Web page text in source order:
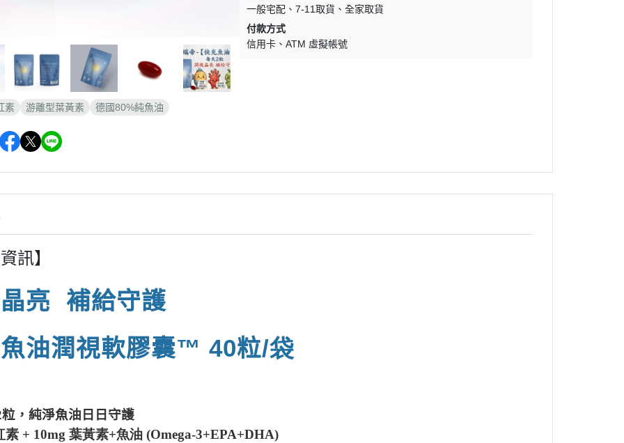
素 游離型葉黃素 德國80%純魚油
一般宅配
7-11取貨
全家取貨
付款方式
信用卡
ATM 虛擬帳號
訊】
亮 補給守護
油潤視軟膠囊™ 40粒/袋
， 純淨魚油日日守護
素 + 10mg 葉黃素+魚油 (Omega-3+EPA+DHA)